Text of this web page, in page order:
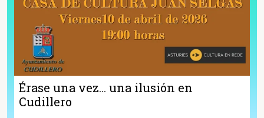
Érase una vez... una ilusión en
Cudillero